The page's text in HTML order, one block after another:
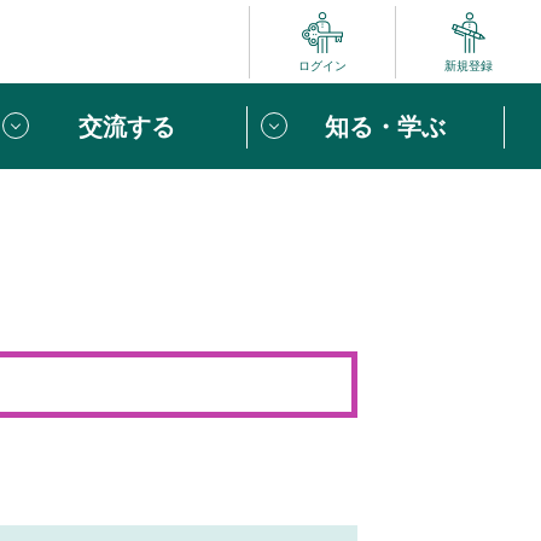
ログイン 新規登録
めての方へ
けたい６つのこと
交流する 知る・学ぶ
ュー
の一歩